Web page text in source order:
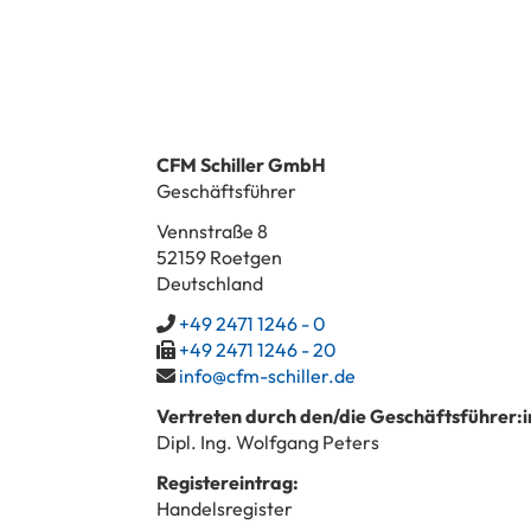
CFM Schiller GmbH
Geschäftsführer
Vennstraße 8
52159 Roetgen
Deutschland
+49 2471 1246 - 0
+49 2471 1246 - 20
info@cfm-schiller.de
Vertreten durch den/die
Dipl. Ing. Wolfgang Peters
Registereintrag:
Handelsregister